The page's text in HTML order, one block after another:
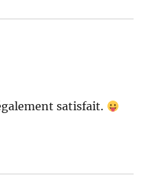
satisfait.